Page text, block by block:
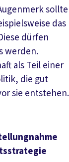
sollte
das
dürfen
werden.
als Teil einer
die gut
sie entstehen.